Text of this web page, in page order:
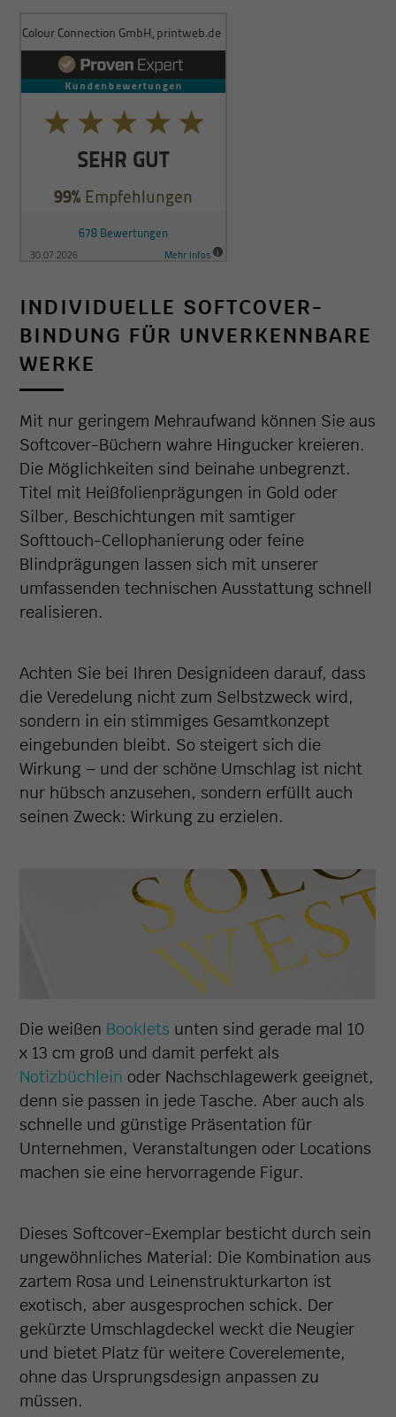
INDIVIDUELLE SOFTCOVER-
BINDUNG FÜR UNVERKENNBARE
WERKE
Mit nur geringem Mehraufwand können Sie aus
Softcover-Büchern wahre Hingucker kreieren.
Die Möglichkeiten sind beinahe unbegrenzt.
Titel mit Heißfolienprägungen in Gold oder
Silber, Beschichtungen mit samtiger
Softtouch-Cellophanierung oder feine
Blindprägungen lassen sich mit unserer
umfassenden technischen Ausstattung schnell
realisieren.
Achten Sie bei Ihren Designideen darauf, dass
die Veredelung nicht zum Selbstzweck wird,
sondern in ein stimmiges Gesamtkonzept
eingebunden bleibt. So steigert sich die
Wirkung – und der schöne Umschlag ist nicht
nur hübsch anzusehen, sondern erfüllt auch
seinen Zweck: Wirkung zu erzielen.
Die weißen Booklets unten sind gerade mal 10
x 13 cm groß und damit perfekt als
Notizbüchlein oder Nachschlagewerk geeignet,
denn sie passen in jede Tasche. Aber auch als
schnelle und günstige Präsentation für
Unternehmen, Veranstaltungen oder Locations
machen sie eine hervorragende Figur.
Dieses Softcover-Exemplar besticht durch sein
ungewöhnliches Material: Die Kombination aus
zartem Rosa und Leinenstrukturkarton ist
exotisch, aber ausgesprochen schick. Der
gekürzte Umschlagdeckel weckt die Neugier
und bietet Platz für weitere Coverelemente,
ohne das Ursprungsdesign anpassen zu
müssen.